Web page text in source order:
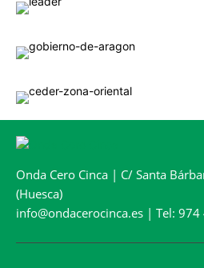
Onda Cero Cinca | C/ Santa
(Huesca)
info@ondacerocinca.es | Tel: